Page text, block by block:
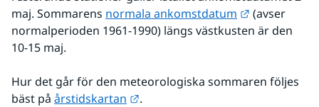
maj. Sommarens normala ankomstdatum Länk till
(avser
normalperioden 1961-1990) längs västkusten är den
10-15 maj.
Hur det går för den meteorologiska sommaren följes
bäst på årstidskartan Länk till annan webbplats.
.